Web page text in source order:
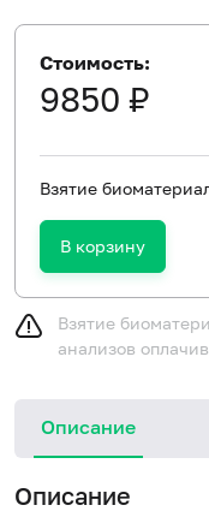
Стоимость:
9850 ₽
Взятие
В корзину
Взятие
анализов
Описание
Описание